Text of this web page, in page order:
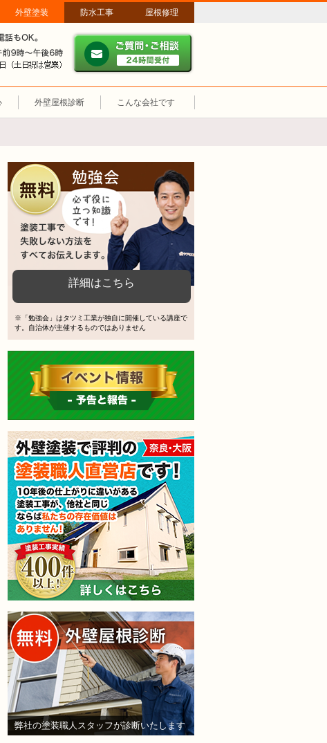
外壁塗装 防水工事 屋根修理
メールやパソコンが苦手な方は、お電話でのご相談も大歓迎！匿名で
営業時間：午前9時～午後6時 土日祝も営業しています。
外壁屋根診断 こんな会社です
無料勉強会
塗装工事で失敗しない方法をすべてお伝え
詳細はこちら
※「勉強会」はタツミ工業が独自に開催している講座で
す。自治体が主催するものではありません
弊社の塗装職人スタッフが診断いたします
防水・雨漏り補修のご相談・ご質問・無
装工事でもお願いできますか？
りで検討するけど、いいですか？
を教えてもらえますか？
気軽にお問い合わせください。
業
せされても売り込みは一切いたしません！ ご相談だけのお電話
・ご質問・無料診断のご依頼フォームはこちら